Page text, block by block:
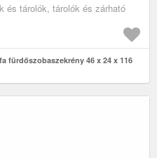
és tárolók, tárolók és zárható
fürdőszobaszekrény 46 x 24 x 116